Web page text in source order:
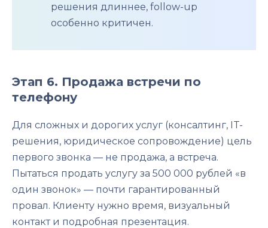
решения длиннее, follow-up
особенно критичен.
Этап 6. Продажа встречи по
телефону
Для сложных и дорогих услуг (консалтинг, IT-
решения, юридическое сопровождение) цель
первого звонка — не продажа, а встреча.
Пытаться продать услугу за 500 000 рублей «в
один звонок» — почти гарантированный
провал. Клиенту нужно время, визуальный
контакт и подробная презентация.